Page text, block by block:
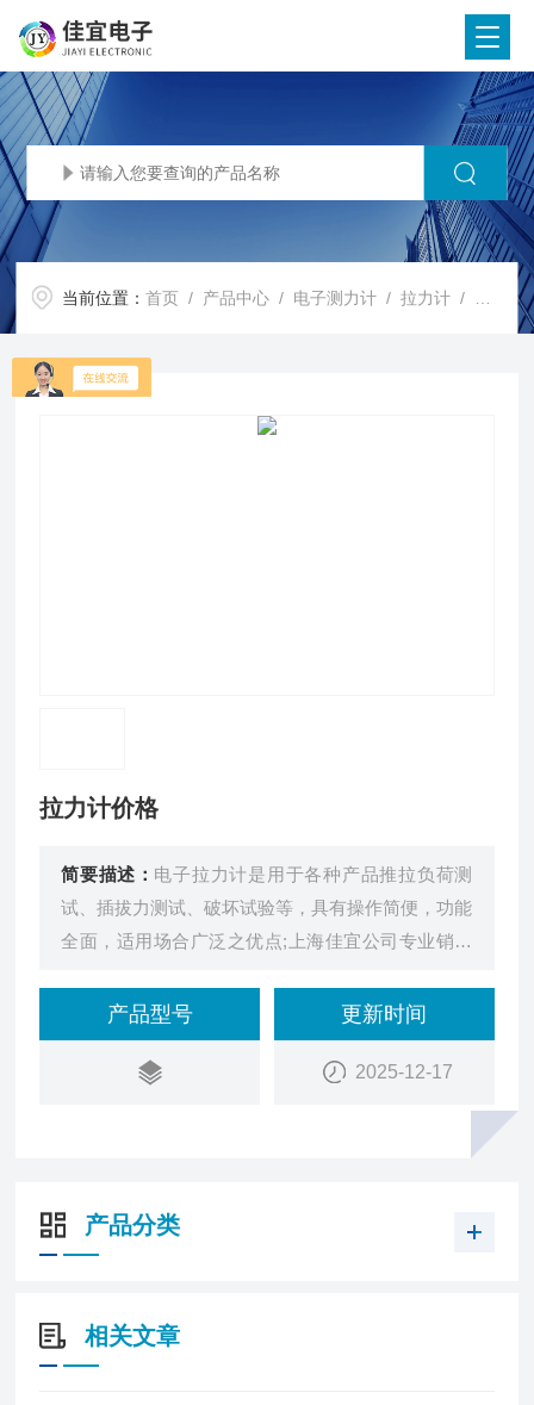
当前位置：首页 / 产品中心 / 电子测力计 /拉力计 / 拉力计价格
拉力计价格
简要描述： 电子拉力计是用于各种产品推拉负荷测
试、插拔力测试、破坏试验等，具有操作简便，功能
全面，适用场合广泛之优点;上海佳宜公司专业销售
计,数显电子推拉力计,数显压力计,数显测力计，数显
拉力计，数显测力仪，数显推拉力计，电子测力仪,
电子测力计，上海测力计，上海测力仪，青岛拉力
产品型号 更新时间
2025-12-17
产品分类
相关文章